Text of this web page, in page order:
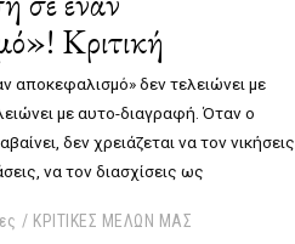
Κριτική
αποκεφαλισμό» δεν τελειώνει με
με αυτο-διαγραφή. Όταν ο
δεν χρειάζεται να τον νικήσεις.
να τον διασχίσεις ως
/ ΚΡΙΤΙΚΕΣ ΜΕΛΩΝ ΜΑΣ